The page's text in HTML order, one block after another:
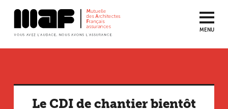
MENU
Le CDI de chantier bientôt